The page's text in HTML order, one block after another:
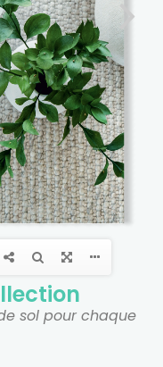
sol pour chaque